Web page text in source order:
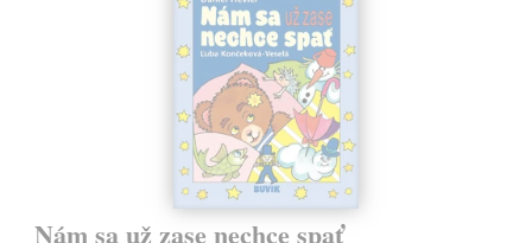
Nám sa už zase nechce spať